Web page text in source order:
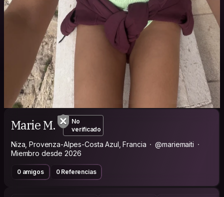
Marie M.
No
verificado
Niza, Provenza-Alpes-Costa Azul, Francia
@mariemaiti
Miembro desde 2026
0 amigos 0 Referencias